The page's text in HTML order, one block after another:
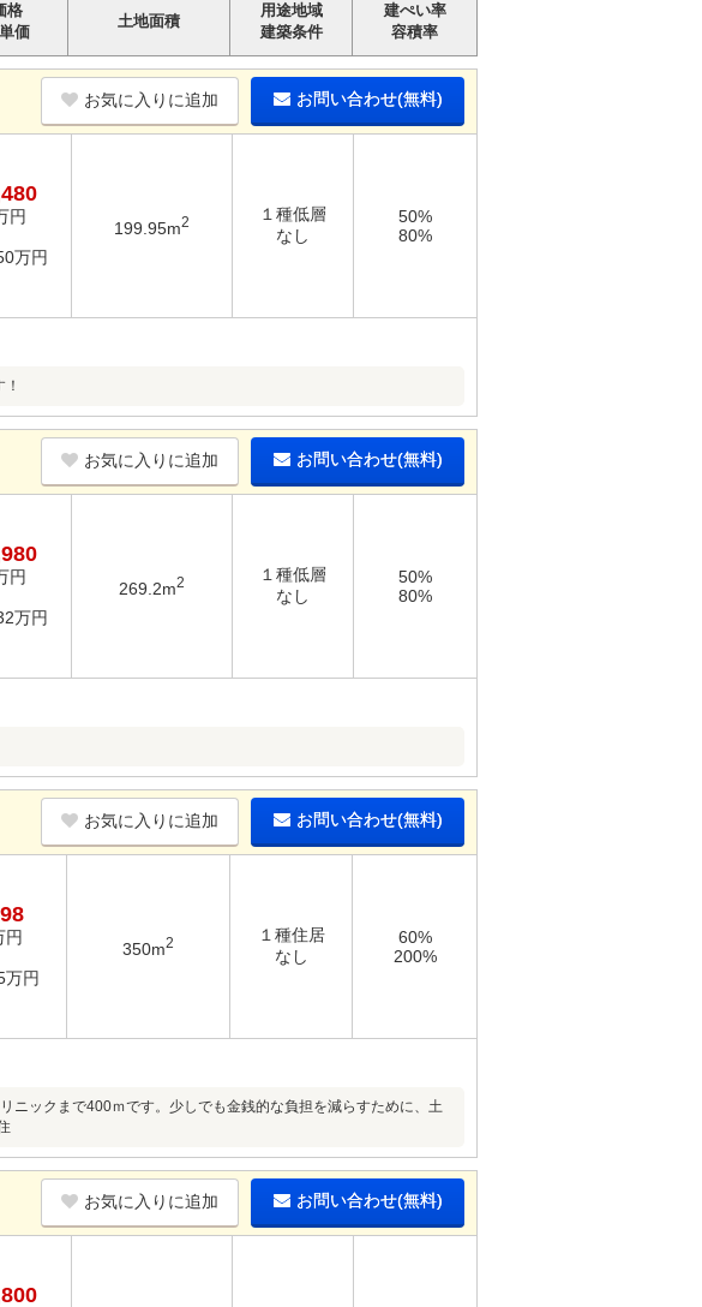
格
価
土地面積
用途地域
建築条件
建ぺい率
容積率
お気に入りに追加 お問い合わせ(無料)
円
万円
199.95m2
１種低層
なし
50%
80%
お気に入りに追加 お問い合わせ(無料)
円
万円
269.2m2
１種低層
なし
50%
80%
お気に入りに追加 お問い合わせ(無料)
円
万円
350m2
１種住居
なし
60%
200%
ックまで400ｍです。少しでも金銭的な負担を減らすために、土
お気に入りに追加 お問い合わせ(無料)